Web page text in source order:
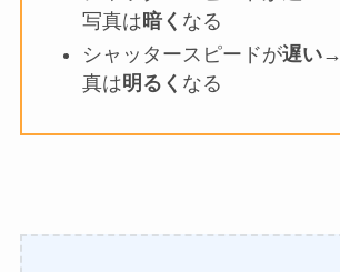
写真は 暗く なる
シャッタースピードが遅い→
真は明るく なる